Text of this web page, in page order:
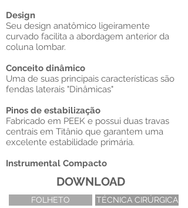
Design
Seu design anatômico ligeiramente
curvado facilita a abordagem anterior da
coluna lombar.
Conceito dinâmico
Uma de suas principais características são
fendas laterais "Dinâmicas"
Pinos de estabilização
Fabricado em PEEK e possui duas travas
centrais em Titânio que garantem uma
excelente estabilidade primária.
Instrumental Compacto
DOWNLOAD
FOLHETO TÉCNICA CIRÚRGICA